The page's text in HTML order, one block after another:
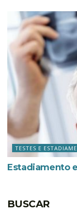
TESTES E
Estadiamento
BUSCAR